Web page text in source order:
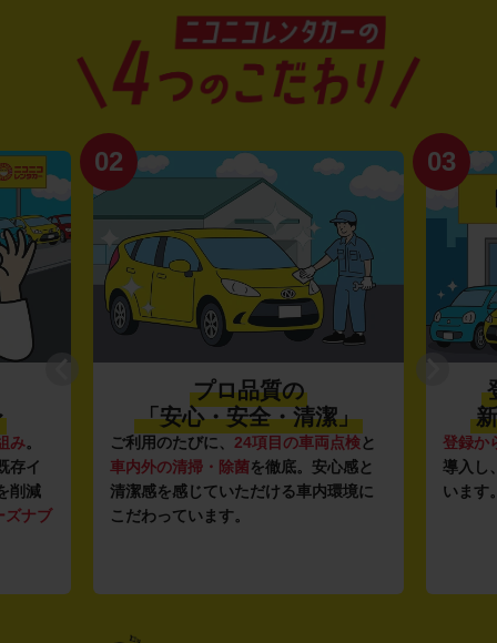
み。
存イ
削減
ズナブ
02
プロ品質の
「安心・安全・清潔」
ご利用のたびに、 24項目の車両点検と
車内外の清掃・除菌を徹底。安心感と
清潔感を感じていただける車内環境に
こだわっています。
03
登録か
導入し
います